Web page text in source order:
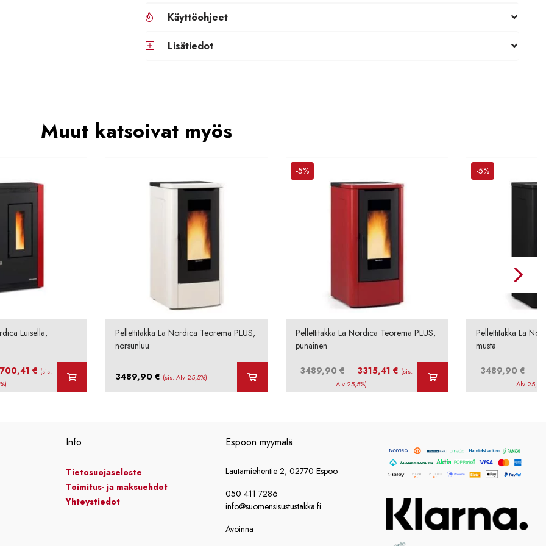
Käyttöohjeet
Lisätiedot
Muut katsoivat myös
Luisella,
€Nykyinen
on:
(sis.
Pellettitakka La Nordica Teorema PLUS,
norsunluu
3489,90€ (sis. Alv 25,5%)
-5%
Pellettitakka La Nordica Teorema PLUS,
punainen
3489,90€
Alkuperäinen
hinta
oli:
3315,41€ Nykyinen
on:
(sis.
Alv 25,5%)
-5%
Pellettitakka La
musta
3489,90€
hinta
oli:
Alv
Info
Tietosuojaseloste
Toimitus- ja maksuehdot
Yhteystiedot
Espoon myymälä
Lautamiehentie 2, 02770 Espoo
050 411 7286
info@suomensisustustakka.fi
Avoinna